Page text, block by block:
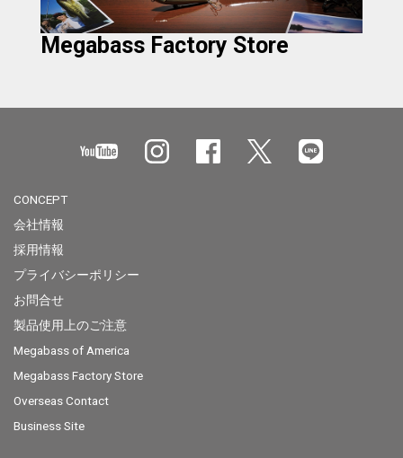
Megabass Factory Store
CONCEPT
会社情報
採用情報
プライバシーポリシー
お問合せ
製品使用上のご注意
Megabass of America
Megabass Factory Store
Overseas Contact
Business Site